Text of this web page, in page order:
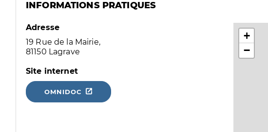
INFORMATIONS PRATIQUES
Adresse
19 Rue de la Mairie,
81150 Lagrave
Site internet
OMNIDOC
+
−